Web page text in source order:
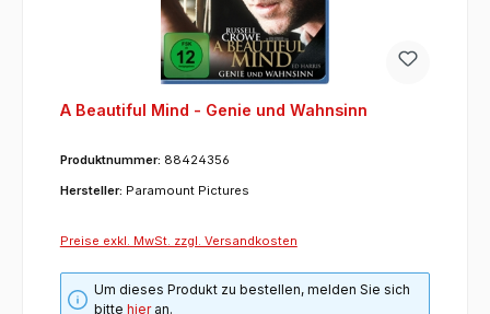
A Beautiful Mind - Genie und Wahnsinn
Produktnummer: 88424356
Hersteller: Paramount Pictures
Preise exkl. MwSt. zzgl. Versandkosten
Um dieses Produkt zu bestellen, melden Sie sich
bittehieran.